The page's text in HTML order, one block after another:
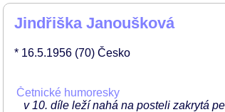
Jindřiška Janoušková
* 16.5.1956 (70) Česko
Četnické humoresky
v 10. díle leží nahá na posteli zakrytá